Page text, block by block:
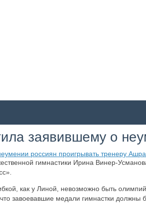
заявившему о
гимнастики Ирина Винер-
как у Линой, невозможно быть
завоевавшие медали гимнастки должны